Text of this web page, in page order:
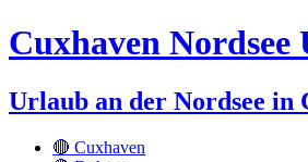
Cuxhaven Nordsee
Urlaub an der Nordsee in
🔴 Cuxhaven